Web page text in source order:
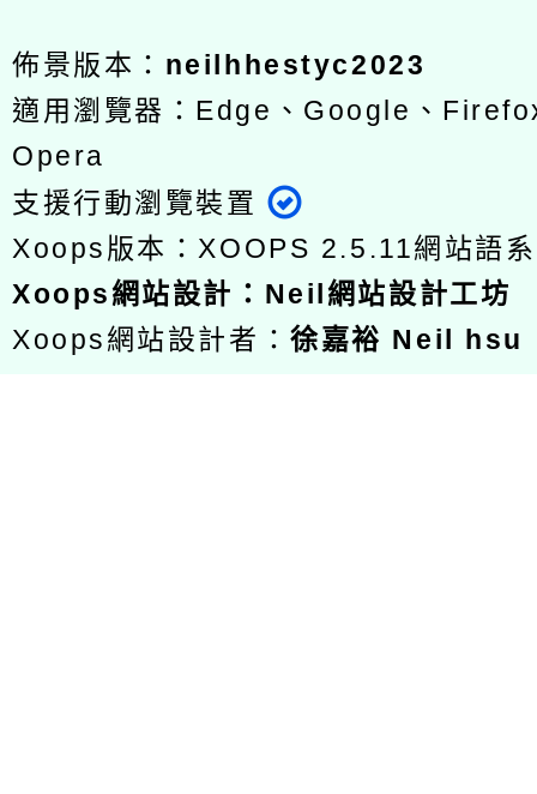
佈景版本： neilhhestyc2023
適用瀏覽器：Edge、Google、
Opera
支援行動瀏覽裝置
Xoops版本：XOOPS 2.5.11網站語
Xoops網站設計 ： Neil網站設計工坊
Xoops網站設計者：徐嘉裕 Neil hsu